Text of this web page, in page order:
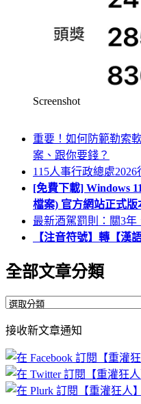
Screenshot
重要！如何防範勒索
案、跟你要錢？
115人事行政總處2026
[免費下載] Windows
檔案) 官方網站正式版
最新酒駕罰則：關3年
【注音符號】轉【漢
全部文章分類
全
文
章
分
類
接收新文章通知